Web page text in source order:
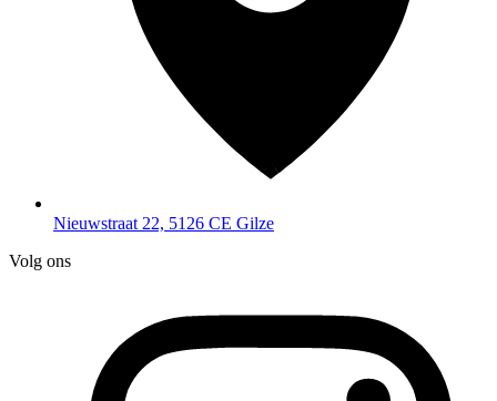
Nieuwstraat 22, 5126 CE Gilze
Volg ons